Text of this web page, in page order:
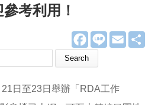
考利用！
F
a
e
o
o
k
L
E
m
日至23日舉辦「RDA工作